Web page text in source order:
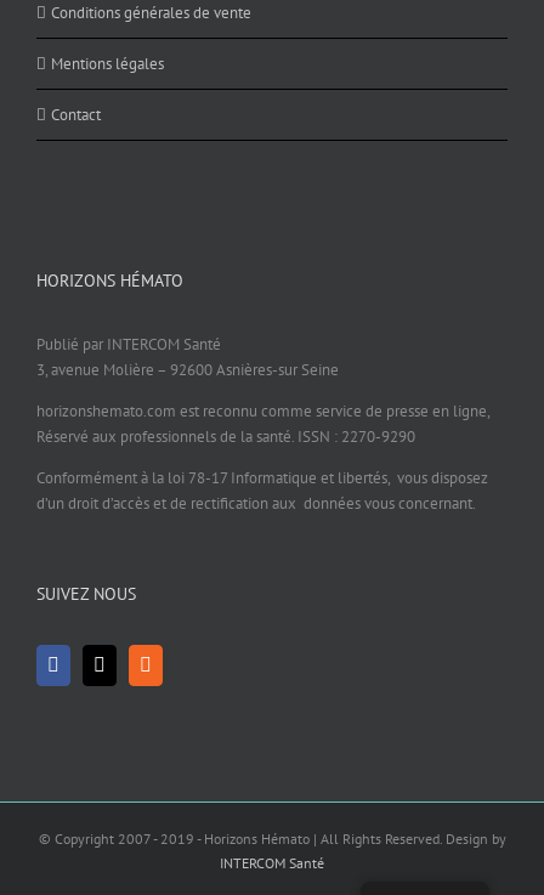
Conditions générales de vente
Mentions légales
Contact
HORIZONS HÉMATO
Publié par INTERCOM Santé
3, avenue Molière – 92600 Asnières-sur Seine
horizonshemato.com est reconnu comme service de presse en ligne,
Réservé aux professionnels de la santé. ISSN : 2270-9290
Conformément à la loi 78-17 Informatique et libertés, vous disposez
d’un droit d’accès et de rectification aux données vous concernant.
SUIVEZ NOUS
© Copyright 2007 - 2019 - Horizons Hémato | All Rights Reserved. Design by
INTERCOM Santé